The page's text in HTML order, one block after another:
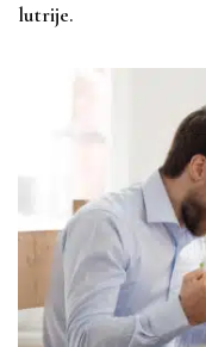
lutrije.